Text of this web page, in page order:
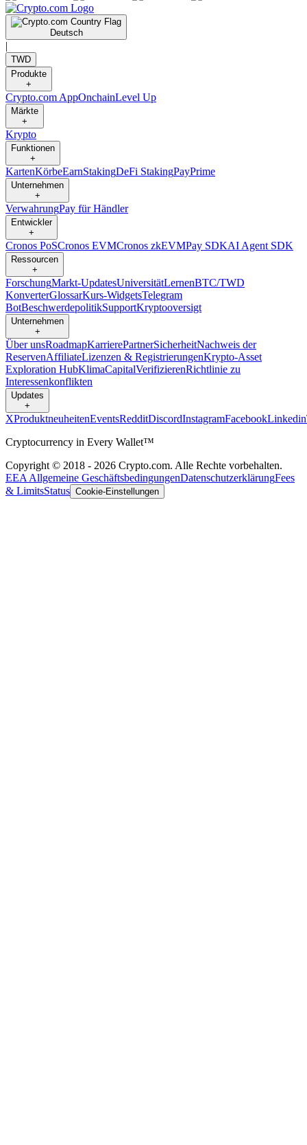
Deutsch
|
TWD
Produkte
+
Crypto.com AppOnchainLevel Up
Märkte
+
Krypto
Funktionen
+
KartenKörbeEarnStakingDeFi StakingPayPrime
Unternehmen
+
VerwahrungPay für Händler
Entwickler
+
Cronos PoSCronos EVMCronos zkEVMPay SDKAI Agent SDK
Ressourcen
+
ForschungMarkt-UpdatesUniversitätLernenBTC/TWD
KonverterGlossarKurs-WidgetsTelegram
BotBeschwerdepolitikSupportKryptooversigt
Unternehmen
+
Über unsRoadmapKarrierePartnerSicherheitNachweis der
ReservenAffiliateLizenzen & RegistrierungenKrypto-Asset
Exploration HubKlimaCapitalVerifizierenRichtlinie zu
Interessenkonflikten
Updates
+
XProduktneuheitenEventsRedditDiscordInstagramFacebookLinkedin
Cryptocurrency in Every Wallet™
Copyright © 2018 - 2026 Crypto.com. Alle Rechte vorbehalten.
EEA Allgemeine GeschäftsbedingungenDatenschutzerklärungFees
& LimitsStatus Cookie-Einstellungen